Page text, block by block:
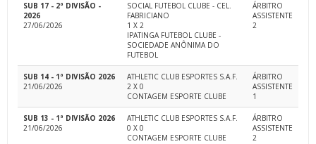
SUB 17 - 2ª DIVISÃO -
2026
27/06/2026
SOCIAL FUTEBOL CLUBE - CEL.
FABRICIANO
1 X 2
IPATINGA FUTEBOL CLUBE -
SOCIEDADE ANÔNIMA DO
FUTEBOL
ÁRBITRO
ASSISTENTE
2
SUB 14 - 1ª DIVISÃO 2026
21/06/2026
ATHLETIC CLUB ESPORTES S.A.F.
2 X 0
CONTAGEM ESPORTE CLUBE
ÁRBITRO
ASSISTENTE
1
SUB 13 - 1ª DIVISÃO 2026
21/06/2026
ATHLETIC CLUB ESPORTES S.A.F.
0 X 0
CONTAGEM ESPORTE CLUBE
ÁRBITRO
ASSISTENTE
2